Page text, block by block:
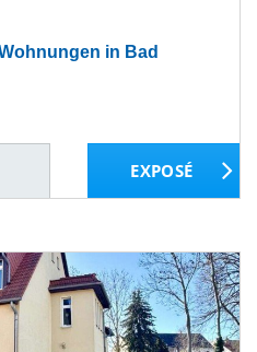
in Bad